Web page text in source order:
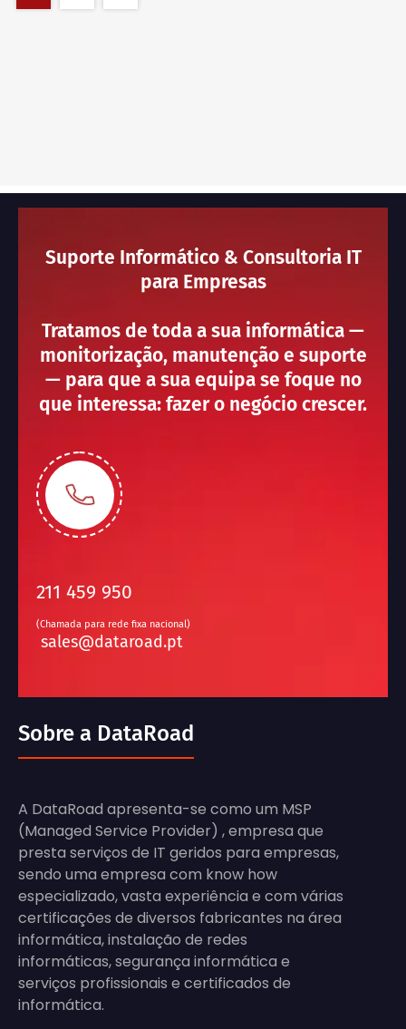
Suporte Informático & Consultoria IT
para Empresas
Tratamos de toda a sua informática —
monitorização, manutenção e suporte
— para que a sua equipa se foque no
que interessa: fazer o negócio crescer.
211 459 950
(Chamada para rede fixa nacional)
sales@dataroad.pt
Sobre a DataRoad
A DataRoad apresenta-se como um MSP
(Managed Service Provider) , empresa que
presta serviços de IT geridos para empresas,
sendo uma empresa com know how
especializado, vasta experiência e com várias
certificações de diversos fabricantes na área
informática, instalação de redes
informáticas, segurança informática e
serviços profissionais e certificados de
informática.